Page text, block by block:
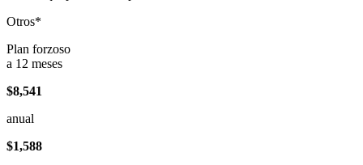
Otros*
Plan forzoso
a 12 meses
$8,541
anual
$1,588